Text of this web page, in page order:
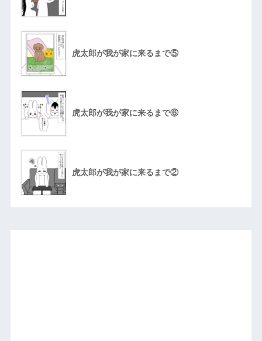
虎太郎が我が家に来るまで⑤
虎太郎が我が家に来るまで⑥
虎太郎が我が家に来るまで②